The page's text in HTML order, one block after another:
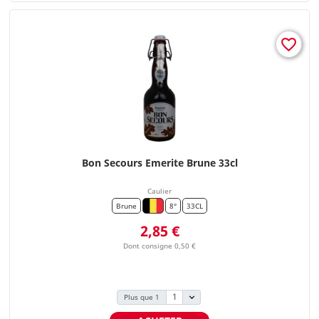
Bon Secours Emerite Brune 33cl
Caulier
Brune
8° 33CL
Prix
2,85 €
Dont consigne 0,50 €
Plus que 1
favorite_border